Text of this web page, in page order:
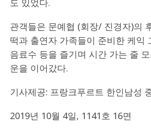
관객들은 문예협 (회장/ 진경자)의
떡과 출연자 가족들이 준비한 케익
음료수 등을 즐기며 시간 가는 줄
운을 이어갔다.
기사제공: 프랑크푸르트 한인남성
2019년 10월 4일, 1141호 16면